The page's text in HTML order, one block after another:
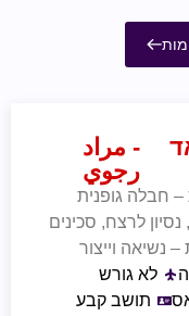
- مراد
رجوي
– חבלה גופנית
לרצח, סכינים
– נשיאה וייצור
לא גורש
תושב קבע